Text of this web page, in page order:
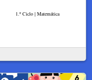
1.º Ciclo | Matemática